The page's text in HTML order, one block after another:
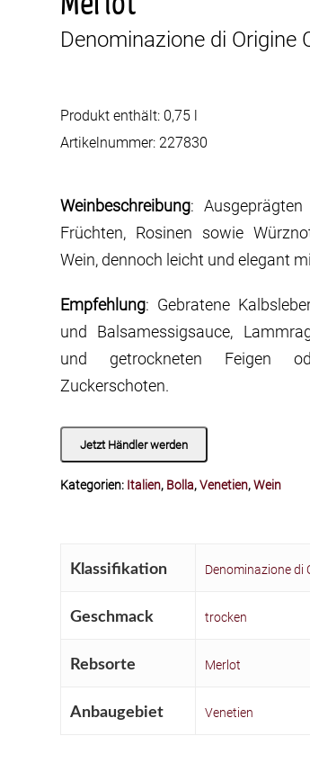
Denominazione di Origine
Produkt enthält: 0,75
Artikelnummer:227830
Weinbeschreibung:
Früchten, Rosinen sowie
Wein, dennoch leicht und elegant
Empfehlung: Gebratene
und Balsamessigsauce,
und getrockneten Feigen
Zuckerschoten.
Jetzt Händler werden
Kategorien: Italien, Bolla,Venetien,Wein
Klassifikation Denominazione di
Geschmack trocken
Rebsorte Merlot
Anbaugebiet Venetien